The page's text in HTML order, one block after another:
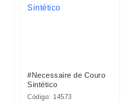
#Necessaire de Couro
Sintético
Código: 14573